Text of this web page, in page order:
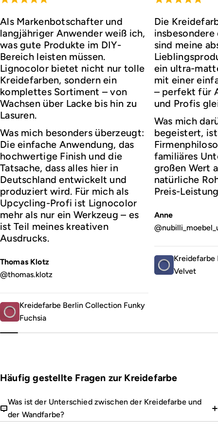
Als Markenbotschafter und
langjähriger Anwender weiß ich,
was gute Produkte im DIY-
Bereich leisten müssen.
Lignocolor bietet nicht nur tolle
Kreidefarben, sondern ein
komplettes Sortiment – von
Wachsen über Lacke bis hin zu
Lasuren.
Was mich besonders überzeugt:
Die einfache Anwendung, das
hochwertige Finish und die
Tatsache, dass alles hier in
Deutschland entwickelt und
produziert wird. Für mich als
Upcycling-Profi ist Lignocolor
mehr als nur ein Werkzeug – es
ist Teil meines kreativen
Ausdrucks.
Thomas Klotz
@thomas.klotz
Kreidefarbe Berlin Collection Funky
Fuchsia
Die
sind meine
ein ultra-
mit einer
– perfekt für
und Profis
Was mich
begeistert,
familiäres
großen Wert
natürliche
Preis-
Anne
Kreidefarbe
Velvet
Häufig gestellte Fragen zur Kreidefarbe
Was ist der Unterschied zwischen der Kreidefarbe und
der Wandfarbe?